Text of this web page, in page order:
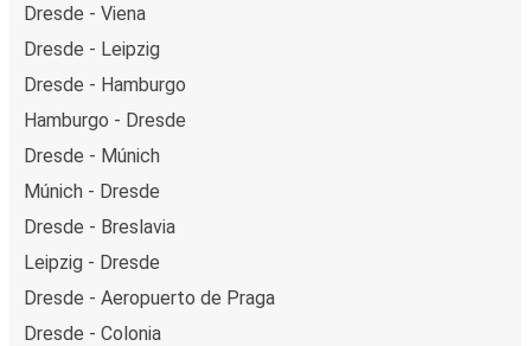
Dresde - Viena
Dresde - Leipzig
Dresde - Hamburgo
Hamburgo - Dresde
Dresde - Múnich
Múnich - Dresde
Dresde - Breslavia
Leipzig - Dresde
Dresde - Aeropuerto de Praga
Dresde - Colonia